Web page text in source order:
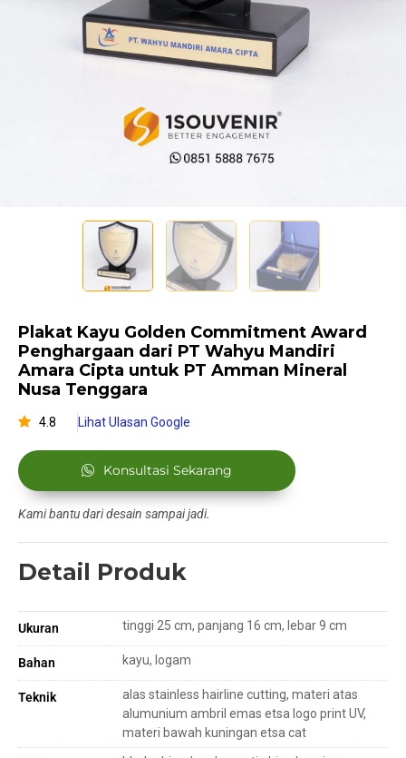
Plakat Kayu Golden Commitment Award
Penghargaan dari PT Wahyu Mandiri
Amara Cipta untuk PT Amman Mineral
Nusa Tenggara
4.8 Lihat Ulasan Google
Konsultasi Sekarang
Kami bantu dari desain sampai jadi.
Detail Produk
Ukuran tinggi 25 cm, panjang 16 cm, lebar 9 cm
Bahan kayu, logam
Teknik
alas stainless hairline cutting, materi atas
alumunium ambril emas etsa logo print UV,
materi bawah kuningan etsa cat